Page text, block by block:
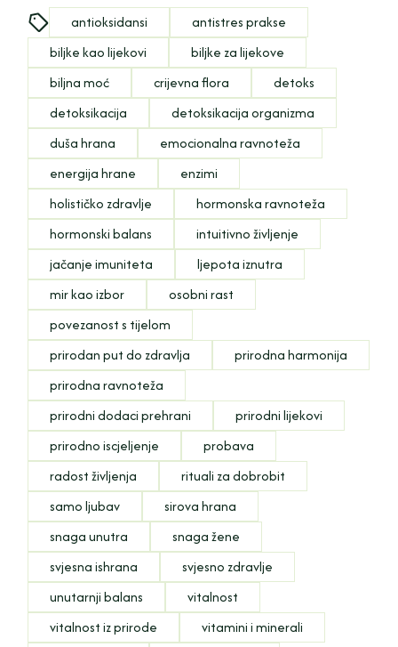
antioksidansi
antistres prakse
biljke kao lijekovi
biljke za lijekove
biljna moć
crijevna flora
detoks
detoksikacija
detoksikacija organizma
duša hrana
emocionalna ravnoteža
energija hrane
enzimi
holističko zdravlje
hormonska ravnoteža
hormonski balans
intuitivno življenje
jačanje imuniteta
ljepota iznutra
mir kao izbor
osobni rast
povezanost s tijelom
prirodan put do zdravlja
prirodna harmonija
prirodna ravnoteža
prirodni dodaci prehrani
prirodni lijekovi
prirodno iscjeljenje
probava
radost življenja
rituali za dobrobit
samo ljubav
sirova hrana
snaga unutra
snaga žene
svjesna ishrana
svjesno zdravlje
unutarnji balans
vitalnost
vitalnost iz prirode
vitamini i minerali